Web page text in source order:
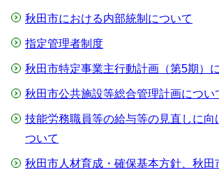
秋田市における内部統制について
指定管理者制度
秋田市特定事業主行動計画（第5期）
秋田市公共施設等総合管理計画につい
技能労務職員等の給与等の見直しに向
ついて
秋田市人材育成・確保基本方針、秋田